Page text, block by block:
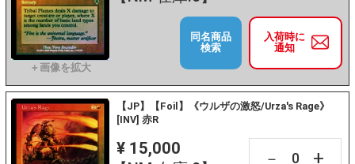
入荷時に
通知
同名商品
検索
【JP】【Foil】《ウルザの激怒/Urza's Rage》
[INV] 赤R
¥ 15,000
－ +